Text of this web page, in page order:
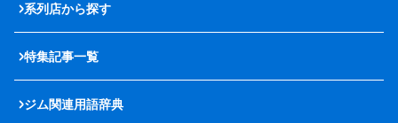
系列店から探す
特集記事一覧
ジム関連用語辞典